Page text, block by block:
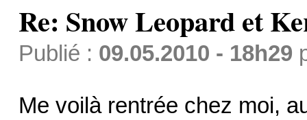
Re: Snow Leopard et
Publié : 09.05.2010 - 18h29
Me voilà rentrée chez moi,